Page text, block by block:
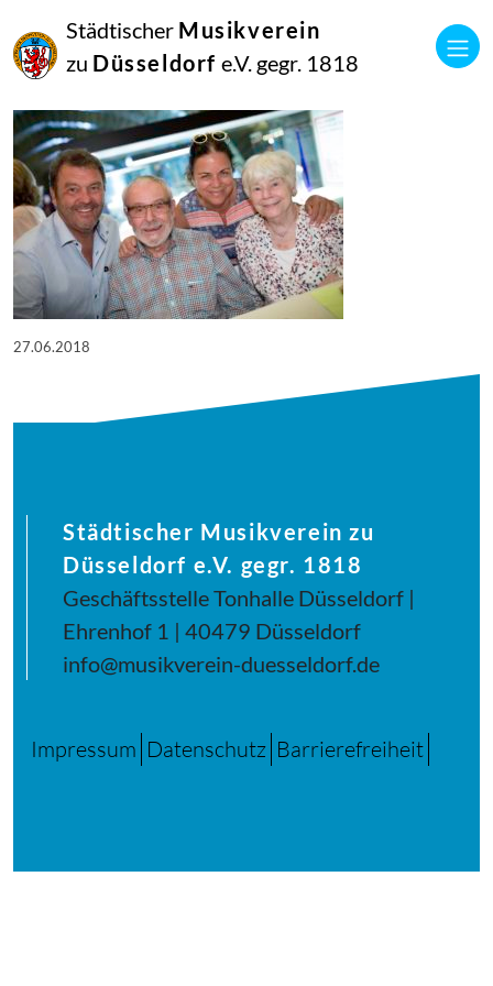
Städtischer Musikverein
zu Düsseldorf e.V. gegr. 1818
Juli
2018
Netkotec
27.06.2018
Städtischer Musikverein zu
Düsseldorf e.V. gegr. 1818
Geschäftsstelle Tonhalle Düsseldorf |
Ehrenhof 1 | 40479 Düsseldorf
info@musikverein-duesseldorf.de
Impressum Datenschutz Barrierefreiheit